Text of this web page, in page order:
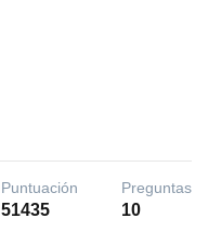
Puntuación
51435
Preguntas
10